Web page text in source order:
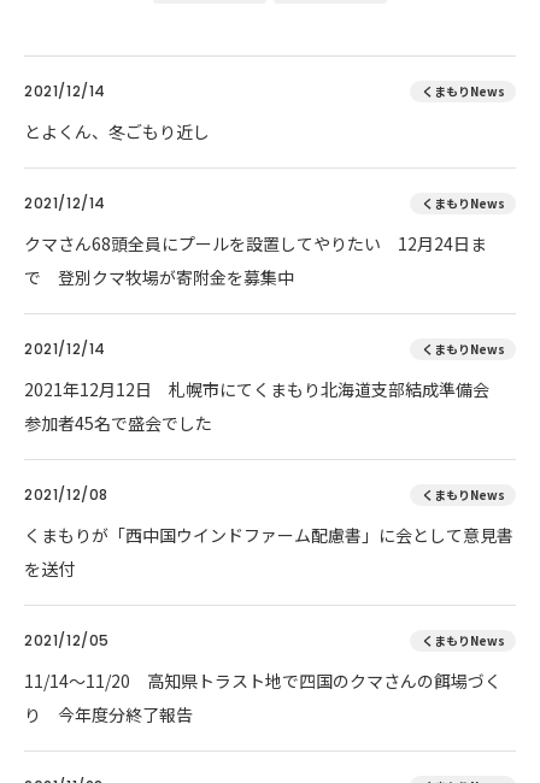
2021/12/14 くまもりNews
とよくん、冬ごもり近し
2021/12/14 くまもりNews
クマさん68頭全員にプールを設置してやりたい 12月24日ま
で 登別クマ牧場が寄附金を募集中
2021/12/14 くまもりNews
2021年12月12日 札幌市にてくまもり北海道支部結成準備会
参加者45名で盛会でした
2021/12/08 くまもりNews
くまもりが「西中国ウインドファーム配慮書」に会として意見書
を送付
2021/12/05 くまもりNews
11/14～11/20 高知県トラスト地で四国のクマさんの餌場づく
り 今年度分終了報告